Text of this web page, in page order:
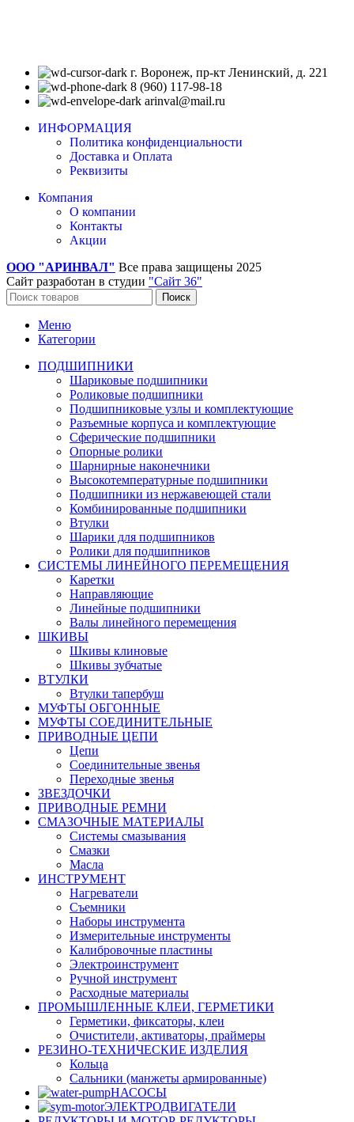
г. Воронеж, пр-кт Ленинский, д. 221
8 (960) 117-98-18
arinval@mail.ru
ИНФОРМАЦИЯ
Политика конфиденциальности
Доставка и Оплата
Реквизиты
Компания
О компании
Контакты
Акции
ООО "АРИНВАЛ" Все права защищены 2025
Сайт разработан в студии "Сайт 36"
Поиск
Меню
Категории
ПОДШИПНИКИ
Шариковые подшипники
Роликовые подшипники
Подшипниковые узлы и комплектующие
Разъемные корпуса и комплектующие
Сферические подшипники
Опорные ролики
Шарнирные наконечники
Высокотемпературные подшипники
Подшипники из нержавеющей стали
Комбинированные подшипники
Втулки
Шарики для подшипников
Ролики для подшипников
СИСТЕМЫ ЛИНЕЙНОГО ПЕРЕМЕЩЕНИЯ
Каретки
Направляющие
Линейные подшипники
Валы линейного перемещения
ШКИВЫ
Шкивы клиновые
Шкивы зубчатые
ВТУЛКИ
Втулки тапербуш
МУФТЫ ОБГОННЫЕ
МУФТЫ СОЕДИНИТЕЛЬНЫЕ
ПРИВОДНЫЕ ЦЕПИ
Цепи
Соединительные звенья
Переходные звенья
ЗВЕЗДОЧКИ
ПРИВОДНЫЕ РЕМНИ
СМАЗОЧНЫЕ МАТЕРИАЛЫ
Системы смазывания
Смазки
Масла
ИНСТРУМЕНТ
Нагреватели
Съемники
Наборы инструмента
Измерительные инструменты
Калибровочные пластины
Электроинструмент
Ручной инструмент
Расходные материалы
ПРОМЫШЛЕННЫЕ КЛЕИ, ГЕРМЕТИКИ
Герметики, фиксаторы, клеи
Очистители, активаторы, праймеры
РЕЗИНО-ТЕХНИЧЕСКИЕ ИЗДЕЛИЯ
Кольца
Сальники (манжеты армированные)
НАСОСЫ
ЭЛЕКТРОДВИГАТЕЛИ